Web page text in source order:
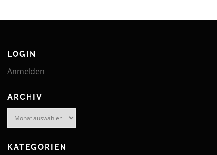
LOGIN
Anmelden
ARCHIV
KATEGORIEN